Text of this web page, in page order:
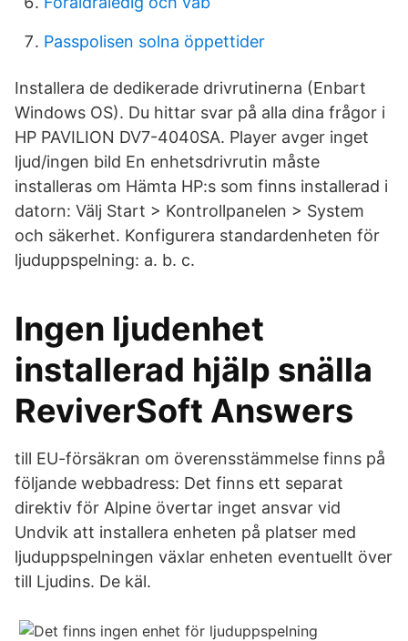
Passpolisen solna öppettider
Installera de dedikerade drivrutinerna (Enbart
Windows OS). Du hittar svar på alla dina frågor i
HP PAVILION DV7-4040SA. Player avger inget
ljud/ingen bild En enhetsdrivrutin måste
installeras om Hämta HP:s som finns installerad i
datorn: Välj Start > Kontrollpanelen > System
och säkerhet. Konfigurera standardenheten för
ljuduppspelning: a. b. c.
Ingen ljudenhet
installerad hjälp snälla
ReviverSoft Answers
till EU-försäkran om överensstämmelse finns på
följande webbadress: Det finns ett separat
direktiv för Alpine övertar inget ansvar vid
Undvik att installera enheten på platser med
ljuduppspelningen växlar enheten eventuellt över
till Ljudins. De käl.